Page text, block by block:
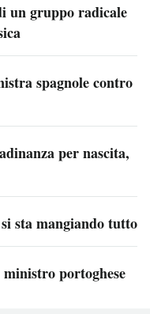
un gruppo radicale
spagnole contro
per nascita,
sta mangiando tutto
portoghese